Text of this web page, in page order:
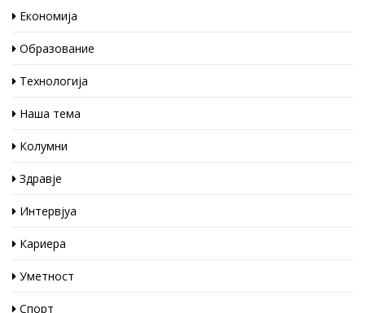
Економија
Образование
Технологија
Наша тема
Колумни
Здравје
Интервјуа
Кариера
Уметност
Спорт